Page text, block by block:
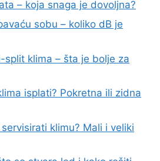
– koja snaga je dovoljna?
sobu – koliko dB je
klima – šta je bolje za
isplati? Pokretna ili zidna
klimu? Mali i veliki